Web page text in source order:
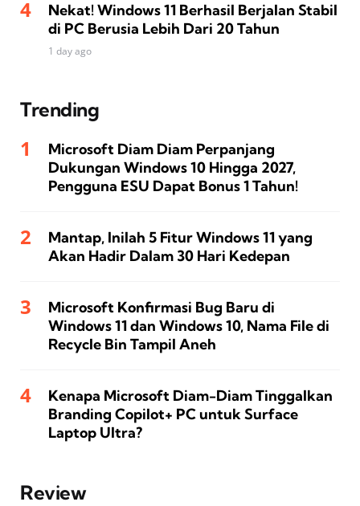
Nekat! Windows 11 Berhasil Berjalan Stabil
di PC Berusia Lebih Dari 20 Tahun
1 day ago
Trending
Microsoft Diam Diam Perpanjang
Dukungan Windows 10 Hingga 2027,
Pengguna ESU Dapat Bonus 1 Tahun!
Mantap, Inilah 5 Fitur Windows 11 yang
Akan Hadir Dalam 30 Hari Kedepan
Microsoft Konfirmasi Bug Baru di
Windows 11 dan Windows 10, Nama File di
Recycle Bin Tampil Aneh
Kenapa Microsoft Diam-Diam Tinggalkan
Branding Copilot+ PC untuk Surface
Laptop Ultra?
Review